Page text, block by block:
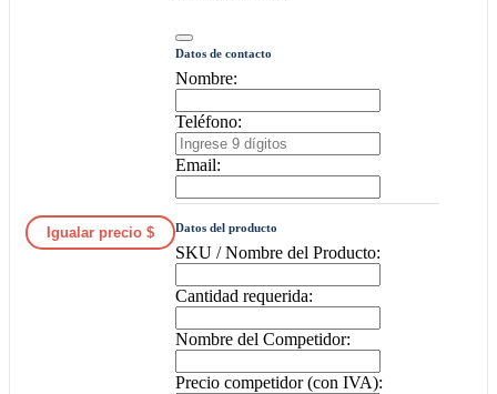
Igualar precio $
Datos de contacto
Nombre:
Teléfono:
Email:
Datos del producto
SKU / Nombre del Producto:
Cantidad requerida:
Nombre del Competidor:
Precio competidor (con IVA):